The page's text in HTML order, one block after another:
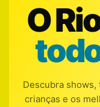
O
Descubra
crianças e os